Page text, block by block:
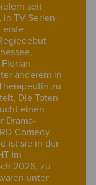
seit
in TV-Serien
erste
anderem in
zu
Die Toten
einen
Drama-
Comedy
ist sie in der
im
2026, zu
unter